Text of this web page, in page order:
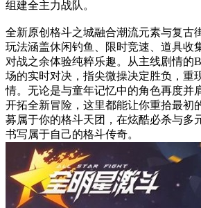
组建全主力战队。
全新原创格斗之城融合潮流元素与复古
玩法涵盖休闲钓鱼、限时竞速、道具收
对战之余体验纯粹乐趣。从主线剧情的
场的实时对决，指尖微操决定胜负，重
情。无论是与童年记忆中的角色再度并
开拓全新冒险，这里都能让你重拾最初
募属于你的格斗天团，在炫酷必杀与多
书写属于自己的格斗传奇。